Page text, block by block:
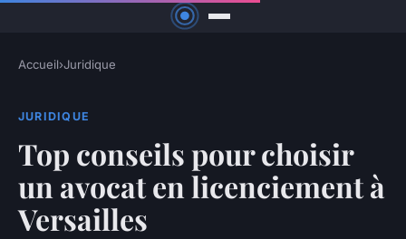
Accueil›Juridique
JURIDIQUE
Top conseils pour choisir
un avocat en licenciement à
Versailles